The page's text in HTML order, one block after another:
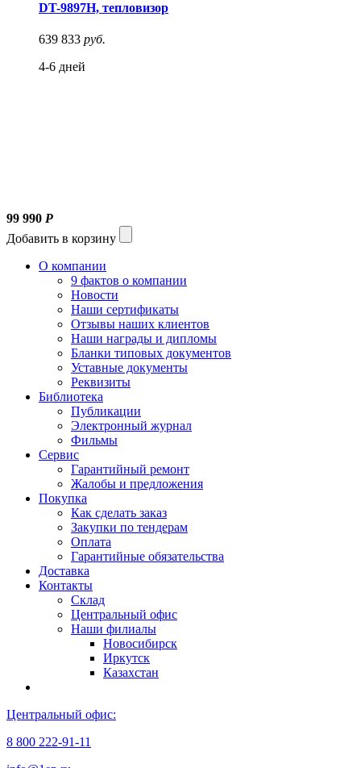
DT-9897H, тепловизор
639 833 руб.
4-6 дней
99 990 Р
Добавить в корзину
О компании
9 фактов о компании
Новости
Наши сертификаты
Отзывы наших клиентов
Наши награды и дипломы
Бланки типовых документов
Уставные документы
Реквизиты
Библиотека
Публикации
Электронный журнал
Фильмы
Сервис
Гарантийный ремонт
Жалобы и предложения
Покупка
Как сделать заказ
Закупки по тендерам
Оплата
Гарантийные обязательства
Доставка
Контакты
Склад
Центральный офис
Наши филиалы
Новосибирск
Иркутск
Казахстан
Центральный офис:
8 800 222-91-11